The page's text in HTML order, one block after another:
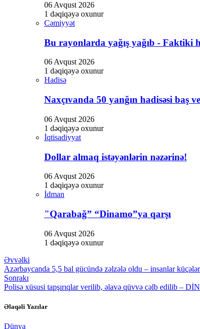
06 Avqust 2026
1 dəqiqəyə oxunur
Cəmiyyət
Bu rayonlarda yağış yağıb - Faktiki
06 Avqust 2026
1 dəqiqəyə oxunur
Hadisə
Naxçıvanda 50 yanğın hadisəsi baş
06 Avqust 2026
1 dəqiqəyə oxunur
İqtisadiyyat
Dollar almaq istəyənlərin nəzərinə!
06 Avqust 2026
1 dəqiqəyə oxunur
İdman
"Qarabağ” “Dinamo”ya qarşı
06 Avqust 2026
1 dəqiqəyə oxunur
Əvvəlki
Azərbaycanda 5,5 bal gücündə zəlzələ oldu – insanlar
Sonrakı
Polisə xüsusi tapşırıqlar verilib, əlavə qüvvə cəlb edilib – DİN
Əlaqəli Yazılar
Dünya